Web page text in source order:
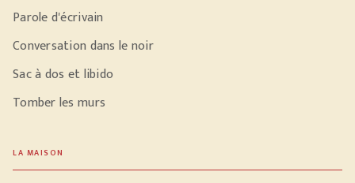
Parole d'écrivain
Conversation dans le noir
Sac à dos et libido
Tomber les murs
LA MAISON